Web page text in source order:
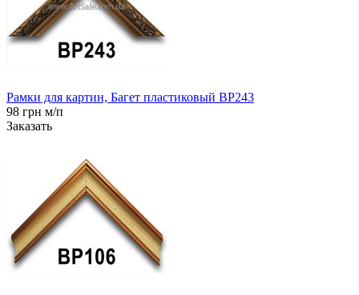
Рамки для картин, Багет пластиковый BP243
98 грн м/п
Заказать